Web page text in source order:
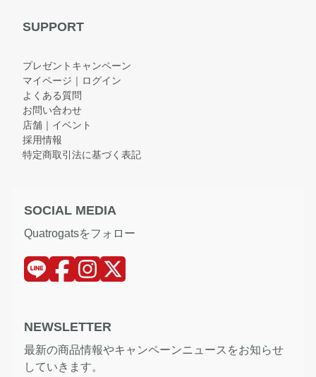
SUPPORT
プレゼントキャンペーン
マイページ｜ログイン
よくある質問
お問い合わせ
店舗｜イベント
採用情報
特定商取引法に基づく表記
SOCIAL MEDIA
Quatrogatsをフォロー
NEWSLETTER
最新の商品情報やキャンペーンニュースをお知らせ
していきます。